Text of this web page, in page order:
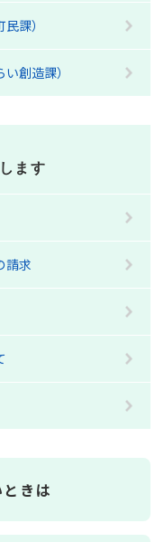
課）
創造課）
ます
請求
きは